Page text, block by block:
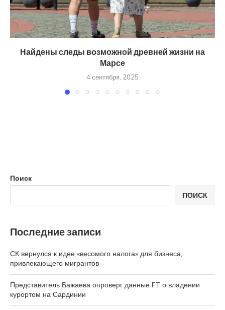
Найдены следы возможной древней жизни на
Марсе
4 сентября, 2025
Поиск
ПОИСК
Последние записи
СК вернулся к идее «весомого налога» для бизнеса,
привлекающего мигрантов
Представитель Бажаева опроверг данные FT о владении
курортом на Сардинии